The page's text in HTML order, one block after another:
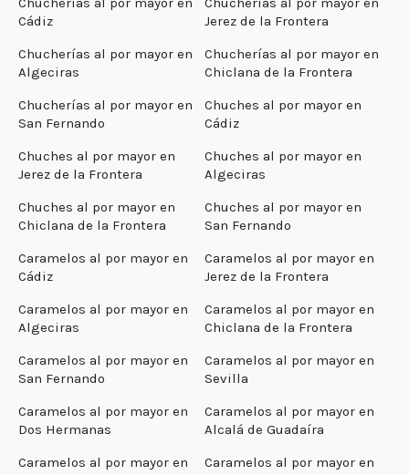
Cádiz
Jerez de la Frontera
Chucherías al por mayor en
Algeciras
Chucherías al por mayor en
Chiclana de la Frontera
Chucherías al por mayor en
San Fernando
Chuches al por mayor en
Cádiz
Chuches al por mayor en
Jerez de la Frontera
Chuches al por mayor en
Algeciras
Chuches al por mayor en
Chiclana de la Frontera
Chuches al por mayor en
San Fernando
Caramelos al por mayor en
Cádiz
Caramelos al por mayor en
Jerez de la Frontera
Caramelos al por mayor en
Algeciras
Caramelos al por mayor en
Chiclana de la Frontera
Caramelos al por mayor en
San Fernando
Caramelos al por mayor en
Sevilla
Caramelos al por mayor en
Dos Hermanas
Caramelos al por mayor en
Alcalá de Guadaíra
Caramelos al por mayor en
Caramelos al por mayor en